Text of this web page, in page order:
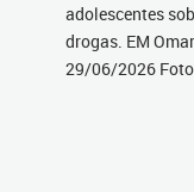
adolescentes
drogas. EM
29/06/2026